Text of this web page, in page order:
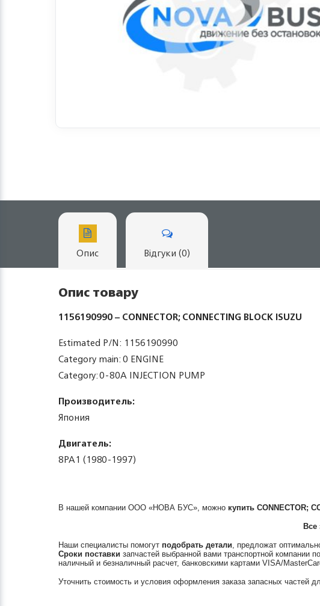
Опис Відгуки (0)
Опис товару
1156190990 – CONNECTOR; CONNECTING BLOCK ISUZU
Estimated P/N: 1156190990
Category main: 0 ENGINE
Category: 0-80A INJECTION PUMP
Производитель:
Япония
Двигатель:
8PA1 (1980-1997)
В нашей компании ООО «НОВА БУС», можно купить CONNECTOR;
Все
Наши специалисты помогут подобрать детали, предложат
Сроки поставки запчастей выбранной вами транспортной компании
наличный и безналичный расчет, банковскими картами VISA/
Уточнить стоимость и условия оформления заказа запасных